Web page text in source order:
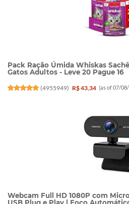
Pack Ração Úmida Whiskas
Gatos Adultos - Leve 20 Pague 16
(4955949) R$ 43,34 (as of 07/
Webcam Full HD 1080P com
USB Plug e Play | Foco